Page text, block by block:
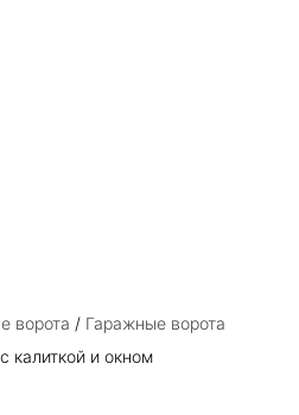
ворота / Гаражные ворота
калиткой и окном